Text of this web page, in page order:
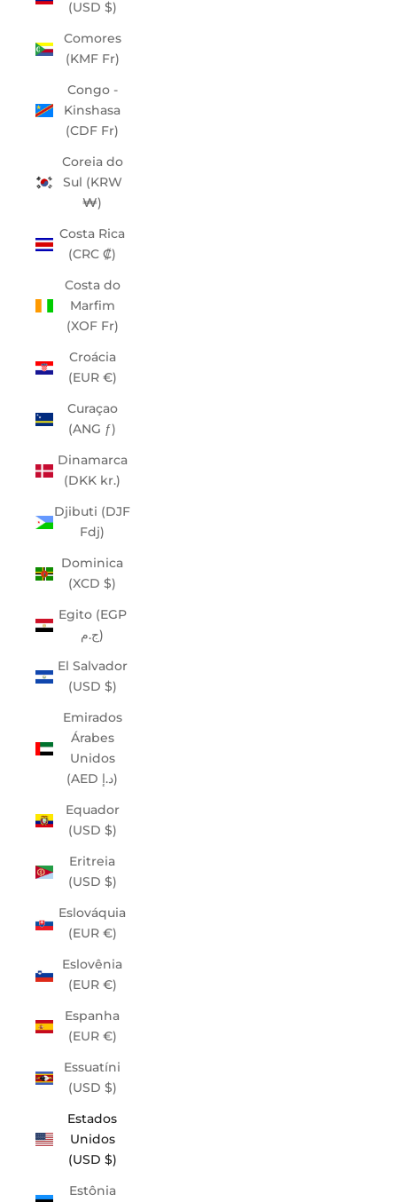
(USD $)
Comores
(KMF Fr)
Congo -
Kinshasa
(CDF Fr)
Coreia do
Sul (KRW
₩)
Costa Rica
(CRC ₡)
Costa do
Marfim
(XOF Fr)
Croácia
(EUR €)
Curaçao
(ANG ƒ)
Dinamarca
(DKK kr.)
Djibuti (DJF
Fdj)
Dominica
(XCD $)
Egito (EGP
ج.م)
El Salvador
(USD $)
Emirados
Árabes
Unidos
(AED د.إ)
Equador
(USD $)
Eritreia
(USD $)
Eslováquia
(EUR €)
Eslovênia
(EUR €)
Espanha
(EUR €)
Essuatíni
(USD $)
Estados
Unidos
(USD $)
Estônia